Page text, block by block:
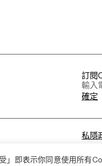
」即表示你同意使用所有
訂閱
私隱